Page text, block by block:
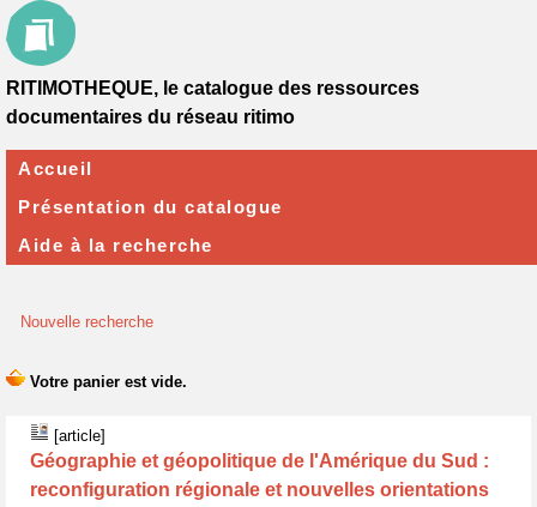
Nouvelle recherche
[article]
Géographie et géopolitique de l'Amérique du Sud :
reconfiguration régionale et nouvelles orientations
RITIMOTHEQUE, le catalogue des ressources
documentaires du réseau ritimo
Accueil
Présentation du catalogue
Aide à la recherche